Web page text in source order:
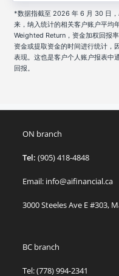
*数据指截至 2026 年 6 月 30 日
来，纳入统计的相关客户账户平均
Weighted Return，资金加权回报
资金或提取资金的时间进行统计，
表现。这也是客户个人账户报表中
回报。
ON branch
Tel:(905) 418-4848
Email: info@aifinancial.ca
3000 Steeles Ave E #303,
BC branch
Tel: (778) 994-2341